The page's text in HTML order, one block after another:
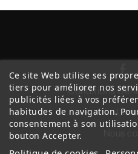
Conditions
Nous
Ce site Web utilise ses
tiers pour améliorer nos
publicités liées à vos
habitudes de navigation.
consentement à son
bouton Accepter.